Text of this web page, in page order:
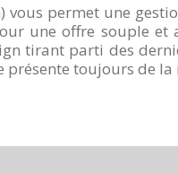
vous permet une
une offre souple et
tirant parti des
toujours de la